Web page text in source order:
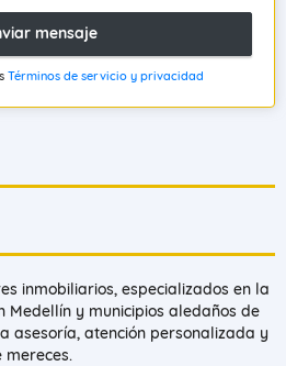
mensaje
Términos de servicio y privacidad
inmobiliarios, especializados en la
y municipios aledaños de
asesoría, atención personalizada y
mereces.